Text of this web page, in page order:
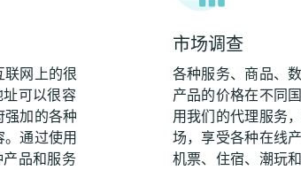
网上的很
可以很容
加的各种
通过使用
品和服务
市场调查
各种服务、商品、
产品的价格在不同
用我们的代理服务
场，享受各种在线
机票、住宿、潮玩